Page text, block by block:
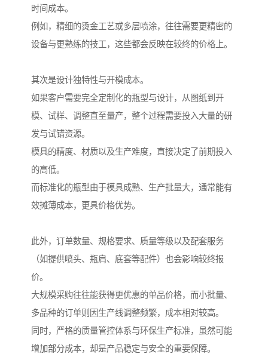
时间成本。
例如，精细的烫金工艺或多层喷涂，往往需要更精密的
设备与更熟练的技工，这些都会反映在较终的价格上。
其次是设计独特性与开模成本。
如果客户需要完全定制化的瓶型与设计，从图纸到开
模、试样、调整直至量产，整个过程需要投入大量的研
发与试错资源。
模具的精度、材质以及生产难度，直接决定了前期投入
的高低。
而标准化的瓶型由于模具成熟、生产批量大，通常能有
效摊薄成本，更具价格优势。
此外，订单数量、规格要求、质量等级以及配套服务
（如提供喷头、瓶肩、底套等配件）也会影响较终报
价。
大规模采购往往能获得更优惠的单品价格，而小批量、
多品种的订单则因生产线调整频繁，成本相对较高。
同时，严格的质量管控体系与环保生产标准，虽然可能
增加部分成本，却是产品稳定与安全的重要保障。